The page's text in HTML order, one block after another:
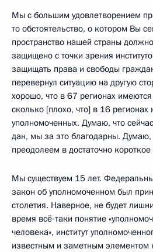
Мы с большим удовлетворением
то обстоятельство, о котором Вы
пространство нашей страны
защищено с точки зрения
защищать права и свободы
перевернул ситуацию на другую
хорошо, что в 67 регионах
сколько [плохо, что] в 16 регионах
уполномоченных. Думаю, что
дан, мы за это благодарны. Думаю,
преодолеем в достаточно
Мы существуем 15 лет.
закон об уполномоченном был
столетия. Наверное, не будет
время всё‑таки понятие
человека», институт
известным и заметным элементом